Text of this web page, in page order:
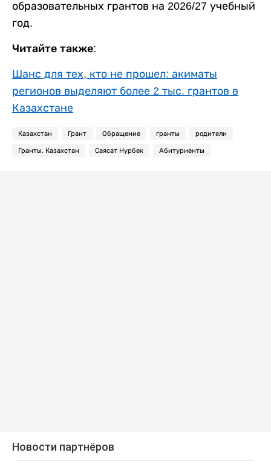
образовательных грантов на 2026/27 учебный
год.
Читайте также:
Шанс для тех, кто не прошел: акиматы
регионов выделяют более 2 тыс. грантов в
Казахстане
Казахстан Грант Обращение гранты родители
Гранты. Казахстан Саясат Нурбек Абитуриенты